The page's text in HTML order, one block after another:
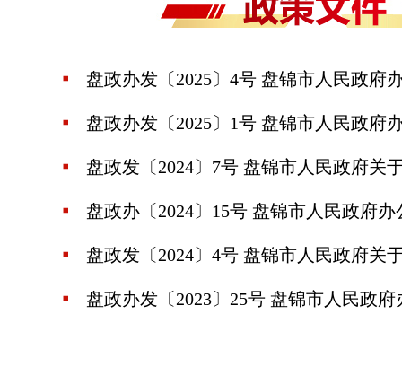
盘政办发〔2025〕4号 盘锦市人民政府
盘政办发〔2025〕1号 盘锦市人民政府
盘政发〔2024〕7号 盘锦市人民政府关
盘政办〔2024〕15号 盘锦市人民政府
盘政发〔2024〕4号 盘锦市人民政府关
盘政办发〔2023〕25号 盘锦市人民政